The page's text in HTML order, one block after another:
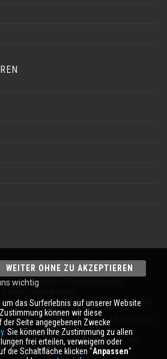
an 365 Tagen im Jahr
Yachten, Düsentriebwerke,
Boote in unserer Datenbank oder sogar eine
kostenlos verkaufen.
wirbt ein BetreiberCharteroder Arbeit in der
aufNAVIS.IT.
Nachrichten aus der Welt der Bootfahren,
bleiben mit unserem Newsletter.
WEITER OHNE ZU AKZEPTIEREN
wichtig
das Surferlebnis auf unserer Website
können wir diese
Seite angegebenen Zwecke
. Sie können Ihre Zustimmung zu allen
frei erteilen, verweigern oder
die Schaltfläche klicken ''Anpassen''